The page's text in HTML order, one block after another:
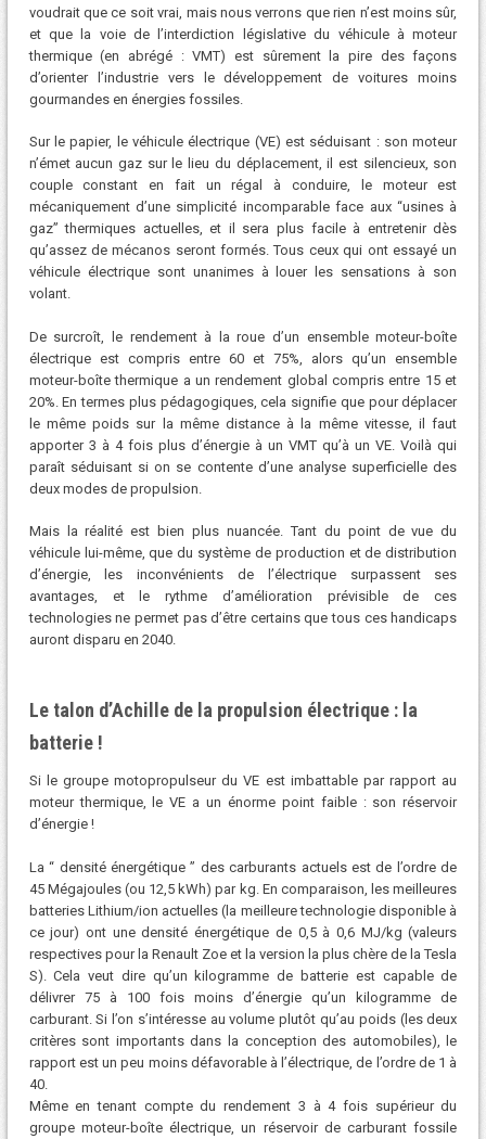
voudrait que ce soit vrai, mais nous verrons que rien n’est moins sûr,
et que la voie de l’interdiction législative du véhicule à moteur
thermique (en abrégé : VMT) est sûrement la pire des façons
d’orienter l’industrie vers le développement de voitures moins
gourmandes en énergies fossiles.
Sur le papier, le véhicule électrique (VE) est séduisant : son moteur
n’émet aucun gaz sur le lieu du déplacement, il est silencieux, son
couple constant en fait un régal à conduire, le moteur est
mécaniquement d’une simplicité incomparable face aux “usines à
gaz” thermiques actuelles, et il sera plus facile à entretenir dès
qu’assez de mécanos seront formés. Tous ceux qui ont essayé un
véhicule électrique sont unanimes à louer les sensations à son
volant.
De surcroît, le rendement à la roue d’un ensemble moteur-boîte
électrique est compris entre 60 et 75%, alors qu’un ensemble
moteur-boîte thermique a un rendement global compris entre 15 et
20%. En termes plus pédagogiques, cela signifie que pour déplacer
le même poids sur la même distance à la même vitesse, il faut
apporter 3 à 4 fois plus d’énergie à un VMT qu’à un VE. Voilà qui
paraît séduisant si on se contente d’une analyse superficielle des
deux modes de propulsion.
Mais la réalité est bien plus nuancée. Tant du point de vue du
véhicule lui-même, que du système de production et de distribution
d’énergie, les inconvénients de l’électrique surpassent ses
avantages, et le rythme d’amélioration prévisible de ces
technologies ne permet pas d’être certains que tous ces handicaps
auront disparu en 2040.
Le talon d’Achille de la propulsion électrique : la
batterie !
Si le groupe motopropulseur du VE est imbattable par rapport au
moteur thermique, le VE a un énorme point faible : son réservoir
d’énergie !
La “ densité énergétique ” des carburants actuels est de l’ordre de
45 Mégajoules (ou 12,5 kWh) par kg. En comparaison, les meilleures
batteries Lithium/ion actuelles (la meilleure technologie disponible à
ce jour) ont une densité énergétique de 0,5 à 0,6 MJ/kg (valeurs
respectives pour la Renault Zoe et la version la plus chère de la Tesla
S). Cela veut dire qu’un kilogramme de batterie est capable de
délivrer 75 à 100 fois moins d’énergie qu’un kilogramme de
carburant. Si l’on s’intéresse au volume plutôt qu’au poids (les deux
critères sont importants dans la conception des automobiles), le
rapport est un peu moins défavorable à l’électrique, de l’ordre de 1 à
40.
Même en tenant compte du rendement 3 à 4 fois supérieur du
groupe moteur-boîte électrique, un réservoir de carburant fossile